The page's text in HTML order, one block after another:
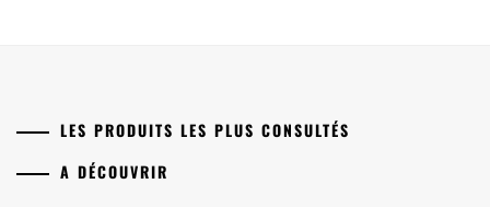
LES PRODUITS LES PLUS CONSULTÉS
A DÉCOUVRIR